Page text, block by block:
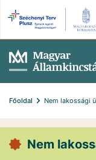
Főoldal Nem lakossági
Nem